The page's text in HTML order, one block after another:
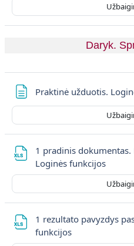
Daryk.
Praktinė užduotis.
1 pradinis
Loginės funkcijos
1 rezultato pavyzdys
funkcijos